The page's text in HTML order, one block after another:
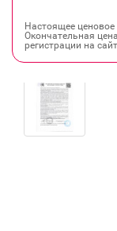
Настоящее
Окончательная
регистрации на